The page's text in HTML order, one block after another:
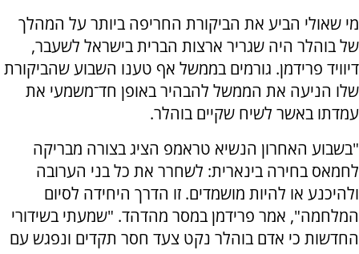
מי שאולי הביע את הביקורת החריפה ביותר על המהלך
של בוהלר היה שגריר ארצות הברית בישראל לשעבר,
דיוויד פרידמן. גורמים בממשל אף טענו השבוע שהביקורת
שלו הניעה את הממשל להבהיר באופן חד־משמעי את
עמדתו באשר לשיח שקיים בוהלר.
"בשבוע האחרון הנשיא טראמפ הציג בצורה מבריקה
לחמאס בחירה בינארית: לשחרר את כל בני הערובה
ולהיכנע או להיות מושמדים. זו הדרך היחידה לסיום
המלחמה", אמר פרידמן במסר מהדהד. "שמעתי בשידורי
החדשות כי אדם בוהלר נקט צעד חסר תקדים ונפגש עם